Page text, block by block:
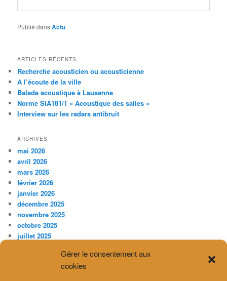
Gérer le consentement aux
cookies
Publié dansActu
ARTICLES RÉCENTS
Recherche acousticien ou acousticienne
A l’écoute de la ville
Balade acoustique à Lausanne
Norme SIA181/1 « Acoustique des salles »
Interview sur les radars antibruit
ARCHIVES
mai 2026
avril 2026
mars 2026
février 2026
janvier 2026
décembre 2025
novembre 2025
octobre 2025
juillet 2025
décembre 2024